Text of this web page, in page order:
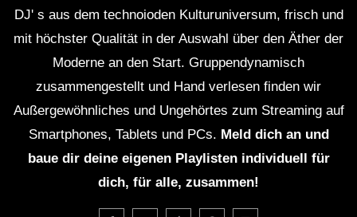
Das DJ-Set von David Penn bei Defected Croatia
2021 war ein unvergessliches Erlebnis für alle
David Penns Leidenschaft für die Musik ist in
jedem Moment spürbar und überträgt sich auf sein
DJ' s aus dem technoioden Kulturuniversum, frisch und
mit höchster Qualität in der Auswahl über den Äther der
Moderne an den Start. Gruppendynamisch
zusammengestellt und Hand verlesen finden wir
Außergewöhnliches und Ungehörtes zum Streaming auf
Smartphones, Tablets und PCs. Meld dich an und
baue dir deine eigenen Playlisten individuell für
dich, für alle, zusammen!